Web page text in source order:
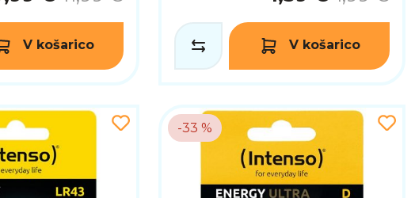
V košarico V košarico
-33 %